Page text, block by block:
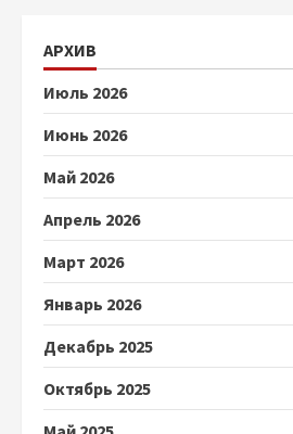
АРХИВ
Июль 2026
Июнь 2026
Май 2026
Апрель 2026
Март 2026
Январь 2026
Декабрь 2025
Октябрь 2025